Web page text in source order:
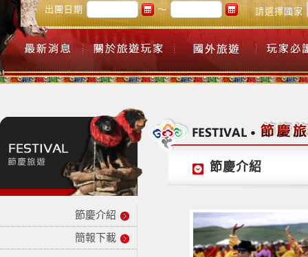
出團日期 ～ 請選擇國家
節慶介紹
簡報下載
節慶介紹